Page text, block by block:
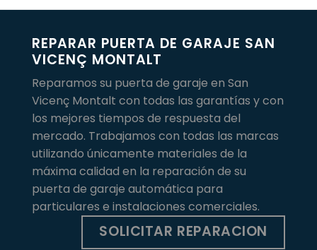
REPARAR PUERTA DE GARAJE SAN
VICENÇ MONTALT
Reparamos su puerta de garaje en San
Vicenç Montalt con todas las garantías y con
los mejores tiempos de respuesta del
mercado. Trabajamos con todas las marcas
utilizando únicamente materiales de la
máxima calidad en la reparación de su
puerta de garaje automática para
particulares e instalaciones comerciales.
SOLICITAR REPARACION